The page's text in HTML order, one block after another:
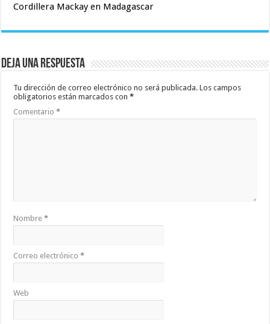
Cordillera Mackay en Madagascar
Deja una respuesta
Tu dirección de correo electrónico no será publicada. Los campos
obligatorios están marcados con*
Comentario*
Nombre*
Correo electrónico*
Web